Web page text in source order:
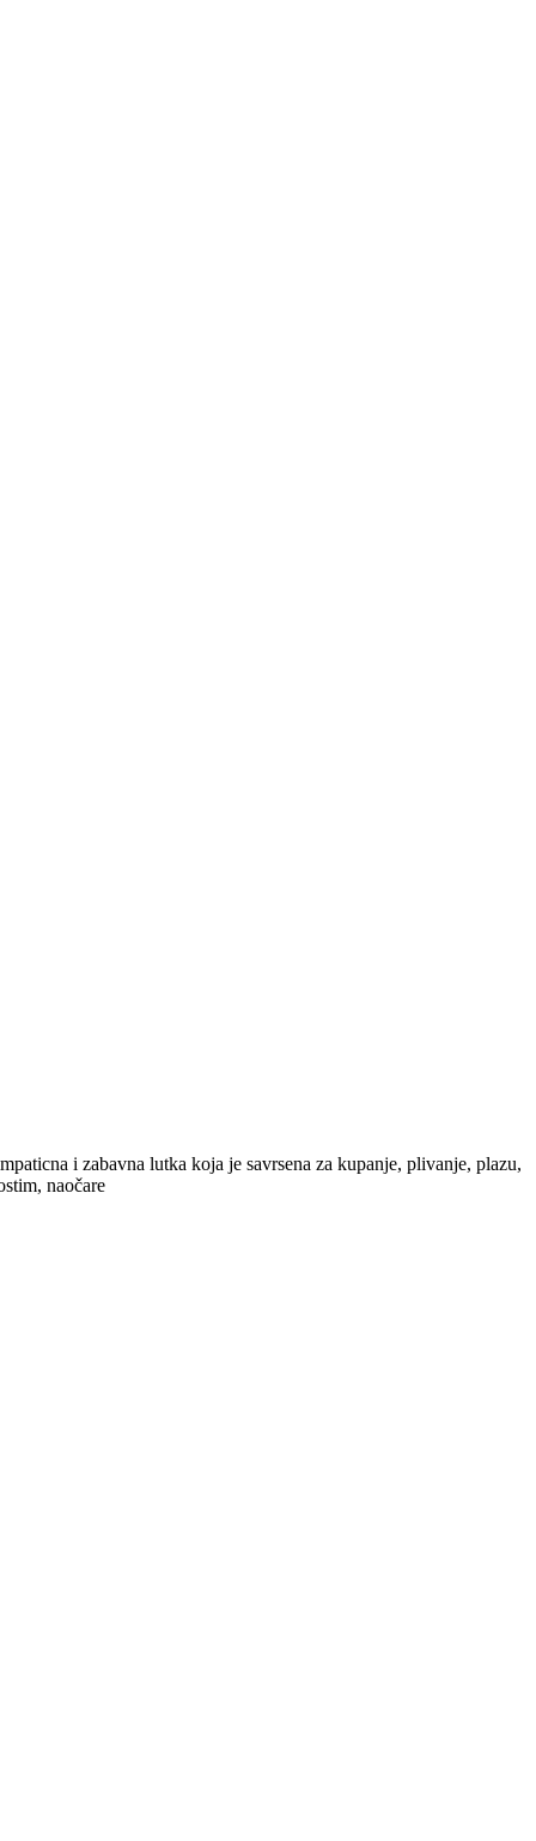
i zabavna lutka koja je savrsena za kupanje, plivanje, plazu,
naočare